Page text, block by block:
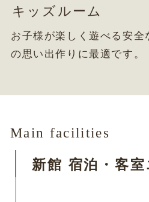
キッズルーム
お子様が楽しく遊べる安
の思い出作りに最適です。
Main facilities
新館 宿泊・客室